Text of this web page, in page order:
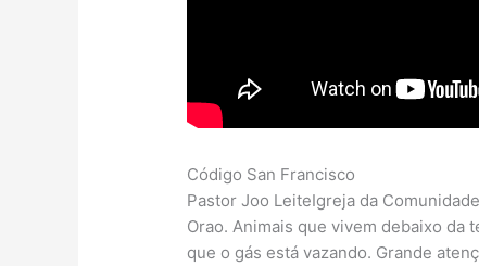
Código San Francisco
Pastor Joo LeiteIgreja da
Orao. Animais que vivem debaixo da
que o gás está vazando. Grande